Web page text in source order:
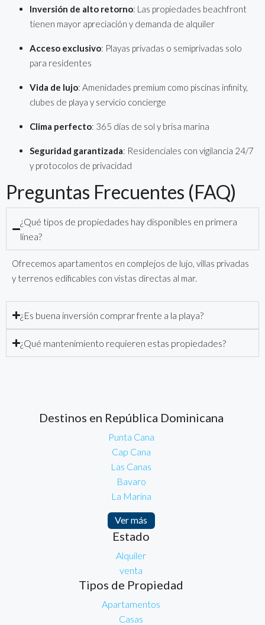
Inversión de alto retorno: Las propiedades beachfront
tienen mayor apreciación y demanda de alquiler
Acceso exclusivo: Playas privadas o semiprivadas solo
para residentes
Vida de lujo: Amenidades premium como piscinas infinity,
clubes de playa y servicio concierge
Clima perfecto: 365 días de sol y brisa marina
Seguridad garantizada: Residenciales con vigilancia 24/7
y protocolos de privacidad
Preguntas Frecuentes (FAQ)
¿Qué tipos de propiedades hay disponibles en primera
línea?
Ofrecemos apartamentos en complejos de lujo, villas privadas
y terrenos edificables con vistas directas al mar.
¿Es buena inversión comprar frente a la playa?
¿Qué mantenimiento requieren estas propiedades?
Destinos en República Dominicana
Punta Cana
Cap Cana
Las Canas
Bavaro
La Marina
Ver más
Estado
Alquiler
venta
Tipos de Propiedad
Apartamentos
Casas